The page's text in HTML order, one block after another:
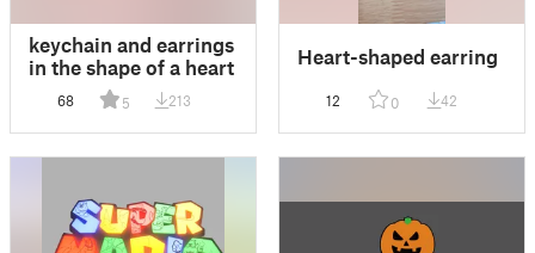
keychain and earrings
in the shape of a heart
68 5 213
Heart-shaped earring
12 0 42